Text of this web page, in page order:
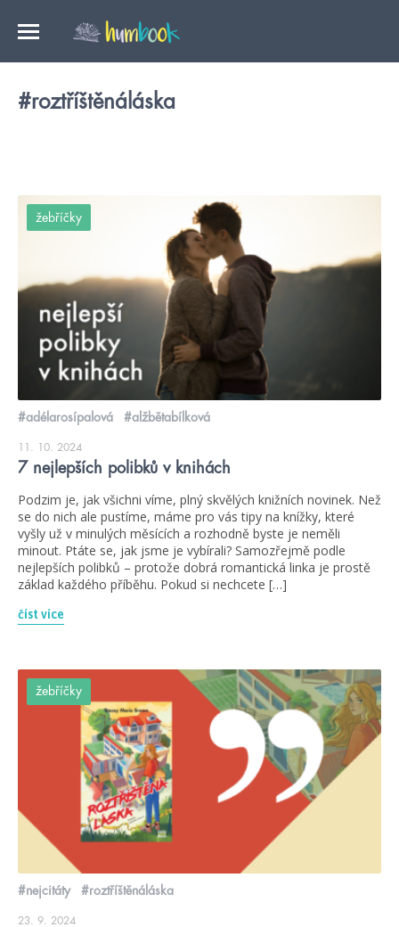
#roztříštěnáláska
žebříčky
#adélarosípalová #alžbětabílková
11. 10. 2024
7 nejlepších polibků v knihách
Podzim je, jak všichni víme, plný skvělých knižních novinek. Než
se do nich ale pustíme, máme pro vás tipy na knížky, které
vyšly už v minulých měsících a rozhodně byste je neměli
minout. Ptáte se, jak jsme je vybírali? Samozřejmě podle
nejlepších polibků – protože dobrá romantická linka je prostě
základ každého příběhu. Pokud si nechcete […]
číst více
žebříčky
#nejcitáty #roztříštěnáláska
23. 9. 2024